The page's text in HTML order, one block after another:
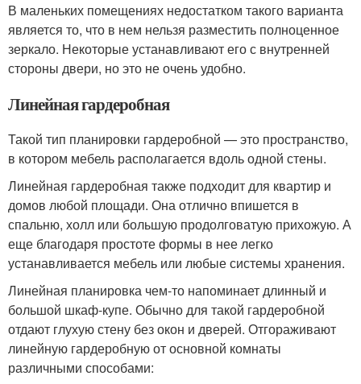
В маленьких помещениях недостатком такого варианта
является то, что в нем нельзя разместить полноценное
зеркало. Некоторые устанавливают его с внутренней
стороны двери, но это не очень удобно.
Линейная гардеробная
Такой тип планировки гардеробной — это пространство,
в котором мебель располагается вдоль одной стены.
Линейная гардеробная также подходит для квартир и
домов любой площади. Она отлично впишется в
спальню, холл или большую продолговатую прихожую. А
еще благодаря простоте формы в нее легко
устанавливается мебель или любые системы хранения.
Линейная планировка чем-то напоминает длинный и
большой шкаф-купе. Обычно для такой гардеробной
отдают глухую стену без окон и дверей. Отгораживают
линейную гардеробную от основной комнаты
различными способами: